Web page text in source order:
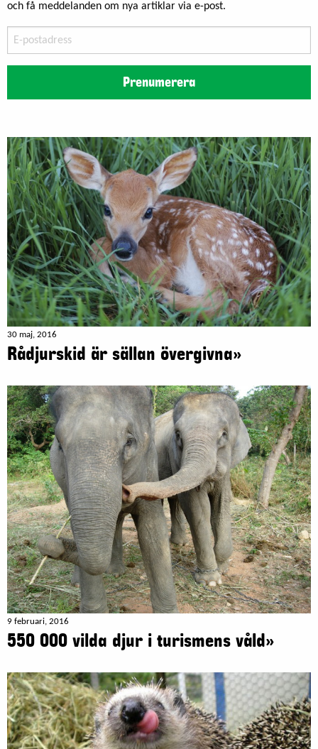
och få meddelanden om nya artiklar via e-post.
postadress
Prenumerera
30 maj, 2016
Rådjurskid är sällan övergivna»
9 februari, 2016
550 000 vilda djur i turismens våld»